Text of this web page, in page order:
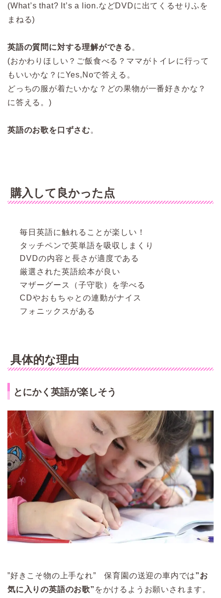
(What’s that? It’s a lion.などDVDに出てくるせりふを
まねる)
英語の質問に対する理解ができる 。
(おかわりほしい？ご飯食べる？ママがトイレに行って
もいいかな？にYes,Noで答える。
どっちの服が着たいかな？どの果物が一番好きかな？
に答える。)
英語のお歌を口ずさむ。
購入して良かった点
毎日英語に触れることが楽しい！
タッチペンで英単語を吸収しまくり
DVDの内容と長さが適度である
厳選された英語絵本が良い
マザーグース（子守歌）を学べる
CDやおもちゃとの連動がナイス
フォニックスがある
具体的な理由
とにかく英語が楽しそう
”好きこそ物の上手なれ” 保育園の送迎の車内では”お
気に入りの英語のお歌” をかけるようお願いされます。